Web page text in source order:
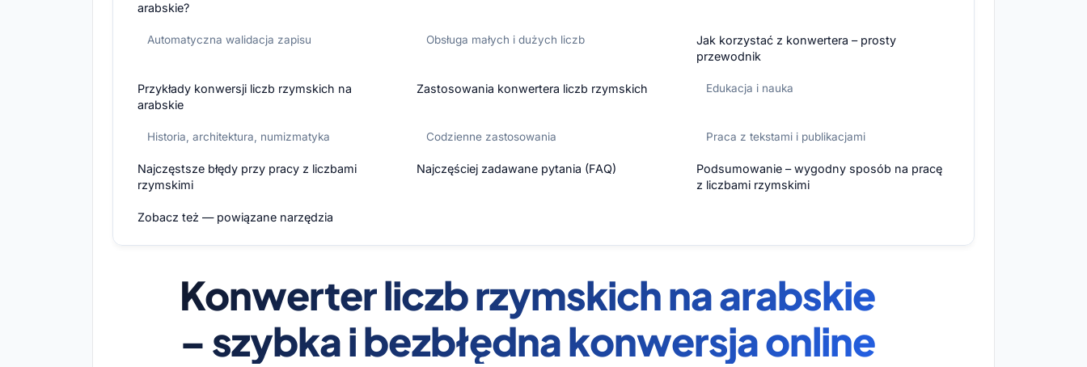
arabskie?
Automatyczna walidacja zapisu Obsługa małych i dużych liczb
Jak korzystać z konwertera – prosty
przewodnik
Przykłady konwersji liczb rzymskich na
arabskie
Zastosowania konwertera liczb rzymskich Edukacja i nauka
Historia, architektura, numizmatyka Codzienne zastosowania Praca z tekstami i publikacjami
Najczęstsze błędy przy pracy z liczbami
rzymskimi
Najczęściej zadawane pytania (FAQ)
Podsumowanie – wygodny sposób na pracę
z liczbami rzymskimi
Zobacz też — powiązane narzędzia
Konwerter liczb rzymskich na arabskie
– szybka i bezbłędna konwersja online